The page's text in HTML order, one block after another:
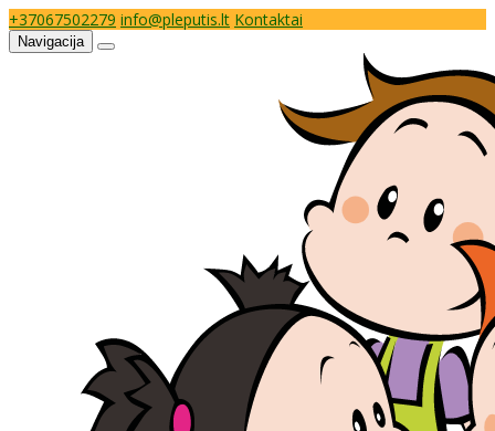
+37067502279 info@pleputis.lt Kontaktai
Navigacija